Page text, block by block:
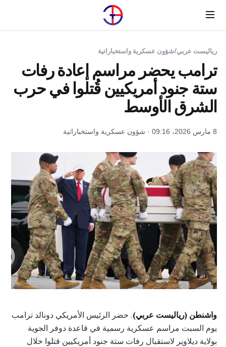
Menu
رياليست عربي/شؤون عسكرية واستخباراتية
ترامب يحضر مراسم إعادة رفات
ستة جنود أمريكيين قُتلوا في حرب
الشرق الأوسط
8 مارس 2026، 09:16 · شؤون عسكرية واستخباراتية
واشنطن (رياليست عربي). حضر الرئيس الأمريكي دونالد ترامب
يوم السبت مراسم عسكرية رسمية في قاعدة دوفر الجوية
بولاية ديلاوير لاستقبال رفات ستة جنود أمريكيين قتلوا خلال